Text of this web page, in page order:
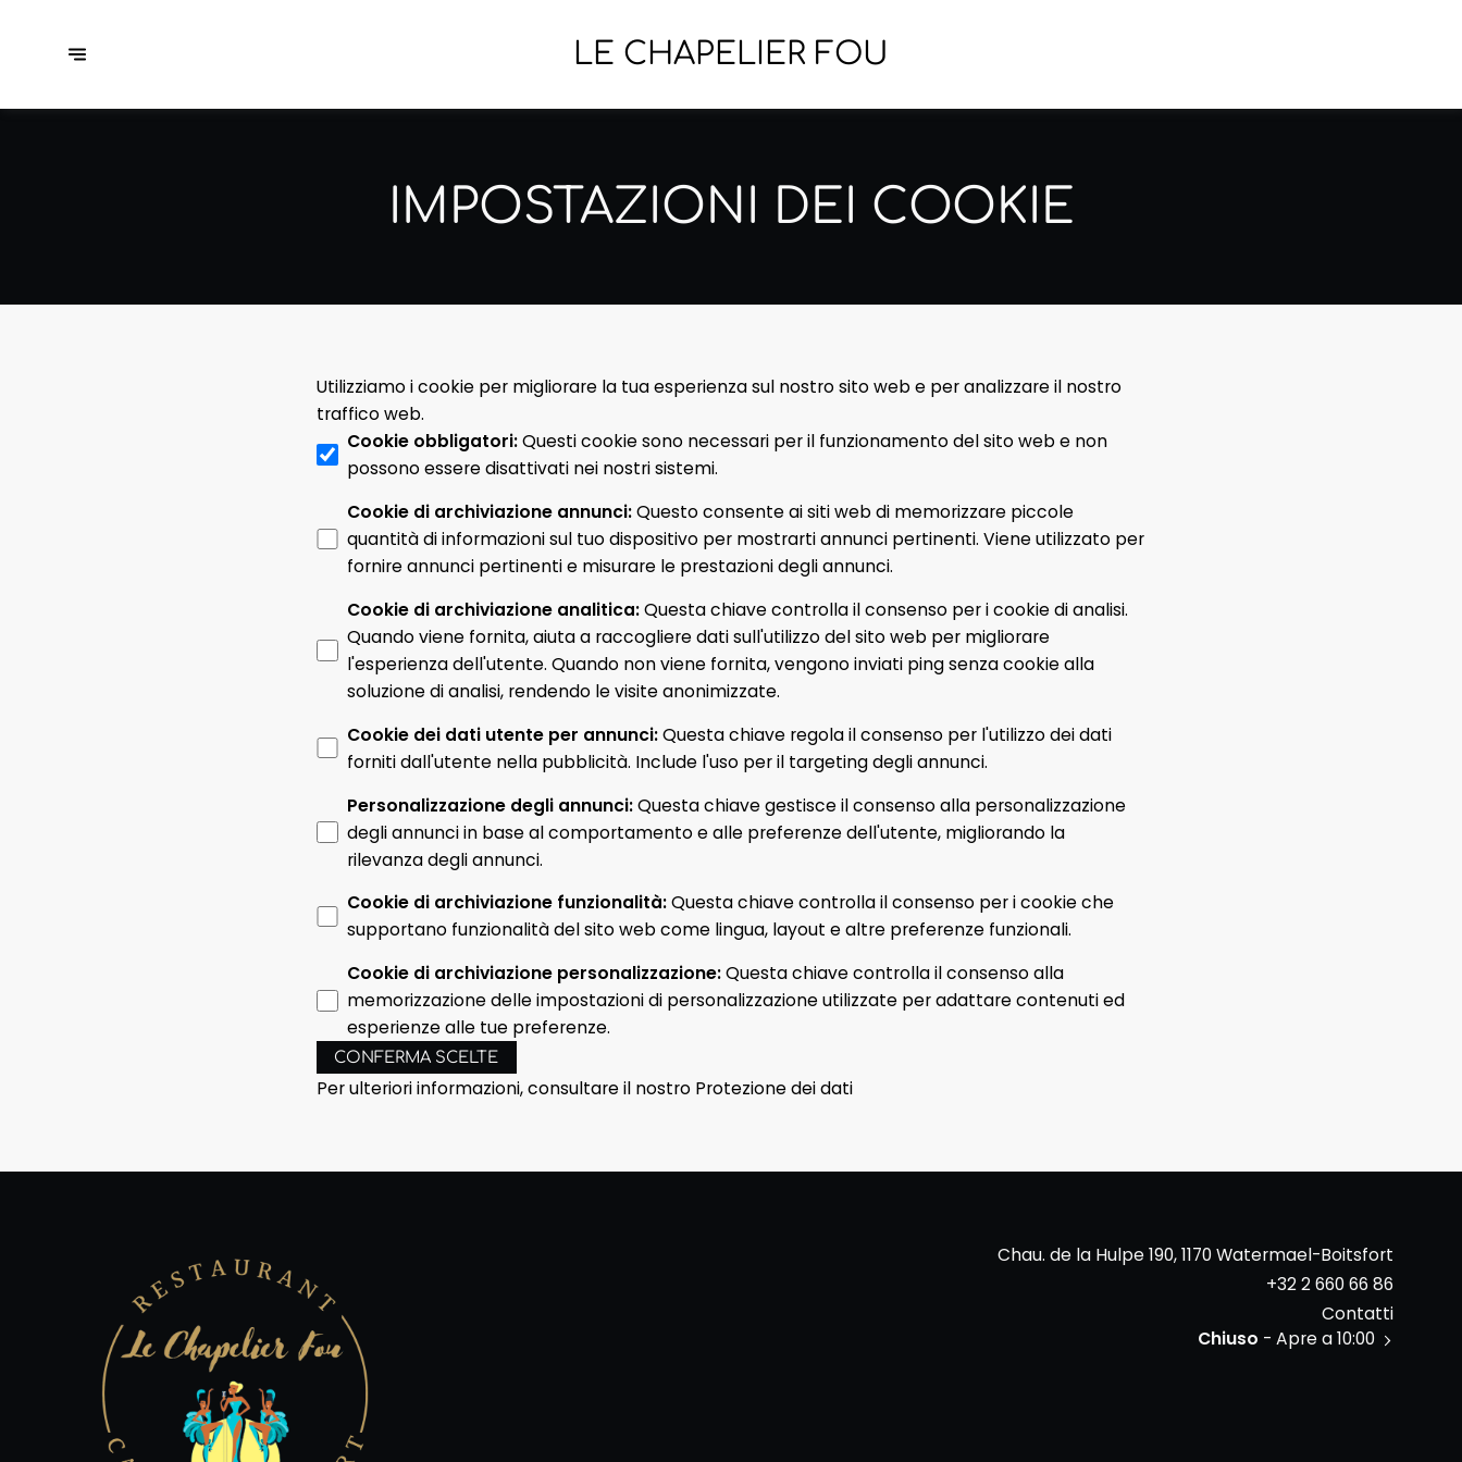
LE CHAPELIER FOU
IMPOSTAZIONI DEI COOKIE
Utilizziamo i cookie per migliorare la tua esperienza sul nostro sito web e per analizzare il nostro
traffico web.
Cookie obbligatori: Questi cookie sono necessari per il funzionamento del sito web e non
possono essere disattivati nei nostri sistemi.
Cookie di archiviazione annunci: Questo consente ai siti web di memorizzare piccole
quantità di informazioni sul tuo dispositivo per mostrarti annunci pertinenti. Viene utilizzato per
fornire annunci pertinenti e misurare le prestazioni degli annunci.
Cookie di archiviazione analitica: Questa chiave controlla il consenso per i cookie di analisi.
Quando viene fornita, aiuta a raccogliere dati sull'utilizzo del sito web per migliorare
l'esperienza dell'utente. Quando non viene fornita, vengono inviati ping senza cookie alla
soluzione di analisi, rendendo le visite anonimizzate.
Cookie dei dati utente per annunci: Questa chiave regola il consenso per l'utilizzo dei dati
forniti dall'utente nella pubblicità. Include l'uso per il targeting degli annunci.
Personalizzazione degli annunci: Questa chiave gestisce il consenso alla personalizzazione
degli annunci in base al comportamento e alle preferenze dell'utente, migliorando la
rilevanza degli annunci.
Cookie di archiviazione funzionalità: Questa chiave controlla il consenso per i cookie che
supportano funzionalità del sito web come lingua, layout e altre preferenze funzionali.
Cookie di archiviazione personalizzazione: Questa chiave controlla il consenso alla
memorizzazione delle impostazioni di personalizzazione utilizzate per adattare contenuti ed
esperienze alle tue preferenze.
CONFERMA SCELTE
Per ulteriori informazioni, consultare il nostro Protezione dei dati
Chau. de la Hulpe 190, 1170 Watermael-Boitsfort
+32 2 660 66 86
Contatti
Chiuso - Apre a 10:00